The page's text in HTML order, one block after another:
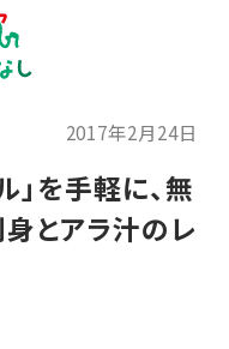
2017年2月24日
を手軽に、無
とアラ汁のレ